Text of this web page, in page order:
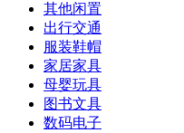
其他闲置
出行交通
服装鞋帽
家居家具
母婴玩具
图书文具
数码电子